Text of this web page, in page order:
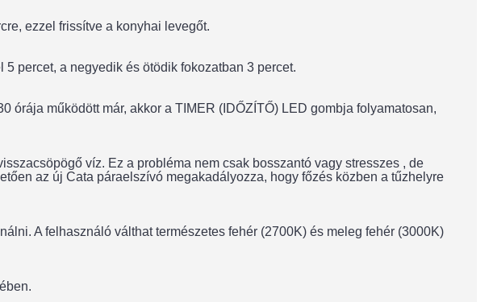
ezzel frissítve a konyhai levegőt.
percet, a negyedik és ötödik fokozatban 3 percet.
működött már, akkor a TIMER (IDŐZÍTŐ) LED gombja folyamatosan,
víz. Ez a probléma nem csak bosszantó vagy stresszes , de
az új Cata páraelszívó megakadályozza, hogy főzés közben a tűzhelyre
A felhasználó válthat természetes fehér (2700K) és meleg fehér (3000K)